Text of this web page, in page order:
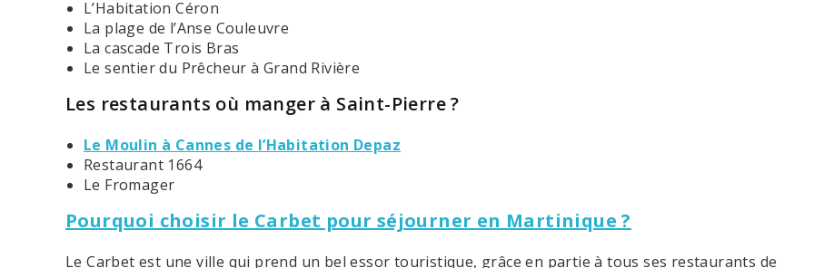
L’Habitation Céron
La plage de l’Anse Couleuvre
La cascade Trois Bras
Le sentier du Prêcheur à Grand Rivière
Les restaurants où manger à Saint-Pierre ?
Le Moulin à Cannes de l’Habitation Depaz
Restaurant 1664
Le Fromager
Pourquoi choisir le Carbet pour séjourner en Martinique ?
Le Carbet est une ville qui prend un bel essor touristique, grâce en partie à tous ses restaurants de